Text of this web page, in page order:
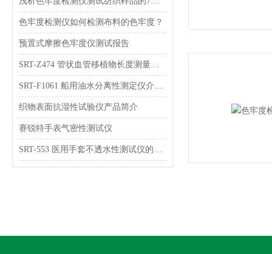
色牢度检测仪如何检测布料的色牢度？
预置式摩擦色牢度仪测试报告
SRT-Z474 管状血管移植物长度测量装置 介绍 符合标准
SRT-F1061 船用油水分离性测定仪介绍 指导说明
织物表面抗湿性试验仪产品简介
赛锐特手表气密性测试仪
SRT-553 医用手套不透水性测试仪的功能有哪些 提供监检测数据